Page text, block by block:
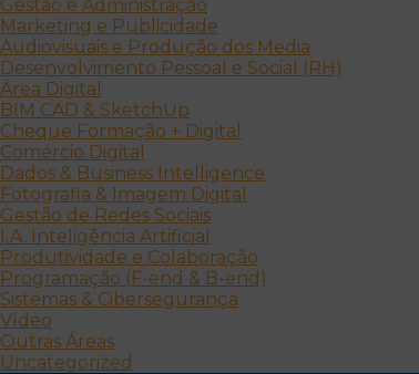
Gestão e Administração
Marketing e Publicidade
Audiovisuais e Produção dos Media
Desenvolvimento Pessoal e Social (RH)
Área Digital
BIM CAD & SketchUp
Cheque Formação + Digital
Comércio Digital
Dados & Business Intelligence
Fotografia & Imagem Digital
Gestão de Redes Sociais
I.A. Inteligência Artificial
Produtividade e Colaboração
Programação (F-end & B-end)
Sistemas & Cibersegurança
Vídeo
Outras Áreas
Uncategorized